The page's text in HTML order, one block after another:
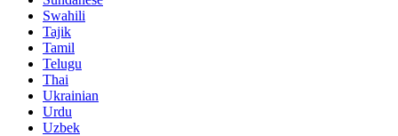
Swahili
Tajik
Tamil
Telugu
Thai
Ukrainian
Urdu
Uzbek